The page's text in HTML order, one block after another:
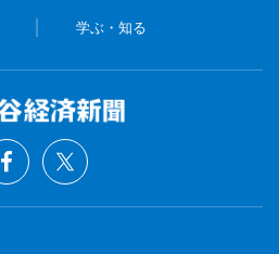
学ぶ・知る